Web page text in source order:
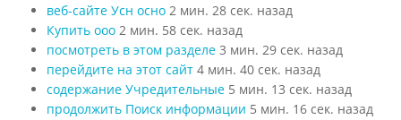
веб-сайте Усн осно 2 мин. 28 сек. назад
Купить ооо 2 мин. 58 сек. назад
посмотреть в этом разделе 3 мин. 29 сек. назад
перейдите на этот сайт 4 мин. 40 сек. назад
содержание Учредительные 5 мин. 13 сек. назад
продолжить Поиск информации 5 мин. 16 сек. назад